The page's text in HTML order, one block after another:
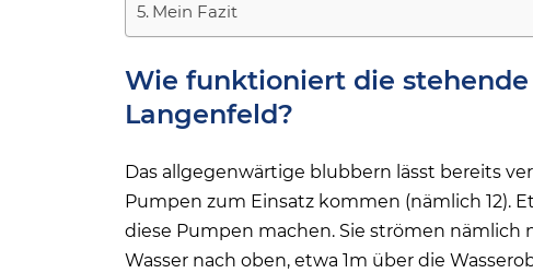
Mein Fazit
Wie funktioniert die
Langenfeld?
Das allgegenwärtige blubbern lässt bereits
Pumpen zum Einsatz kommen (nämlich 12).
diese Pumpen machen. Sie strömen nämlich
Wasser nach oben, etwa 1m über die